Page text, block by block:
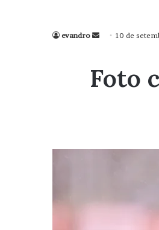
evandro
Mande
mail
10 de
Foto